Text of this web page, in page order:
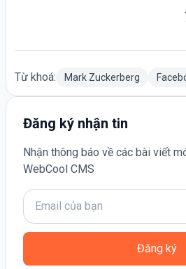
Từ khoá: Mark Zuckerberg
Đăng ký nhận tin
Nhận thông báo về các bài viết
WebCool CMS
Đăng ký